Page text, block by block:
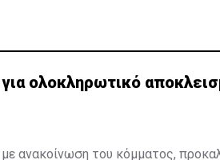
ολοκληρωτικό
ανακοίνωση του κόμματος,